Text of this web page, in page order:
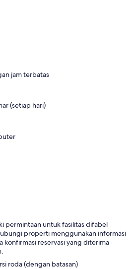
jam terbatas
(setiap hari)
permintaan untuk fasilitas difabel
properti menggunakan informasi
konfirmasi reservasi yang diterima
roda (dengan batasan)